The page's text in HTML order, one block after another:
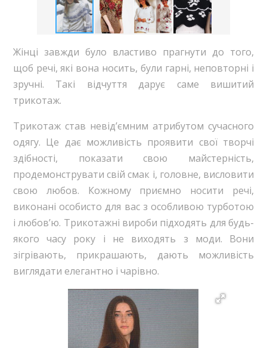
Жінці завжди було властиво прагнути до того,
щоб речі, які вона носить, були гарні, неповторні і
зручні. Такі відчуття дарує саме вишитий
трикотаж.
Трикотаж став невід’ємним атрибутом сучасного
одягу. Це дає можливість проявити свої творчі
здібності, показати свою майстерність,
продемонструвати свій смак і, головне, висловити
свою любов. Кожному приємно носити речі,
виконані особисто для вас з особливою турботою
і любов’ю. Трикотажні вироби підходять для будь-
якого часу року і не виходять з моди. Вони
зігрівають, прикрашають, дають можливість
виглядати елегантно і чарівно.